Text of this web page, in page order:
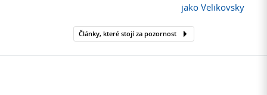
jako Velikovsky
Články, které stojí za pozornost